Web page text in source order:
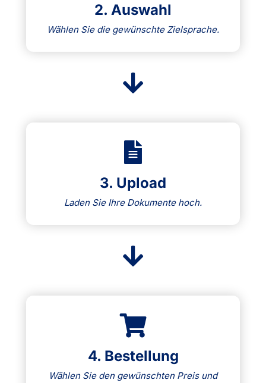
2. Auswahl
Wählen Sie die gewünschte Zielsprache.
3. Upload
Laden Sie Ihre Dokumente hoch.
4. Bestellung
Wählen Sie den gewünschten Preis und